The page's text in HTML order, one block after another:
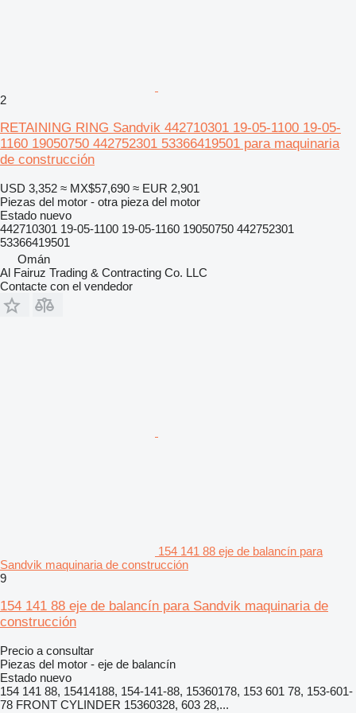
2
RETAINING RING Sandvik 442710301 19-05-1100 19-05-
1160 19050750 442752301 53366419501 para maquinaria
de construcción
USD 3,352 ≈ MX$57,690 ≈ EUR 2,901
Piezas del motor - otra pieza del motor
Estado nuevo
442710301 19-05-1100 19-05-1160 19050750 442752301
53366419501
Omán
Al Fairuz Trading & Contracting Co. LLC
Contacte con el vendedor
154 141 88 eje de balancín para
Sandvik maquinaria de construcción
9
154 141 88 eje de balancín para Sandvik maquinaria de
construcción
Precio a consultar
Piezas del motor - eje de balancín
Estado nuevo
154 141 88, 15414188, 154-141-88, 15360178, 153 601 78, 153-601-
78 FRONT CYLINDER 15360328, 603 28,...